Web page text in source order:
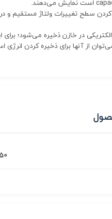
سطح تغییرات ولتاژ مستقیم و
الکتریکی در خازن ذخیره می‌شود؛
از آنها برای ذخیره کردن انرژی
50 g